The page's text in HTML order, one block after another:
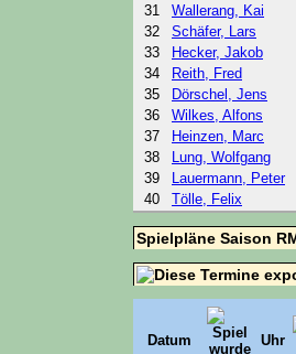
31
Wallerang, Kai
32
Schäfer, Lars
33
Hecker, Jakob
34
Reith, Fred
35
Dörschel, Jens
36
Wilkes, Alfons
37
Heinzen, Marc
38
Lung, Wolfgang
39
Lauermann, Peter
40
Tölle, Felix
Spielpläne Saison
Datum Uhr